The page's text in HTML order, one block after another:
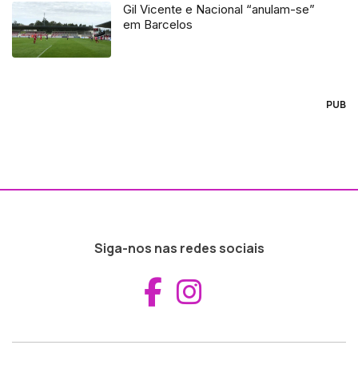
Gil Vicente e Nacional “anulam-se”
em Barcelos
PUB
Siga-nos nas redes sociais
Aceder ao